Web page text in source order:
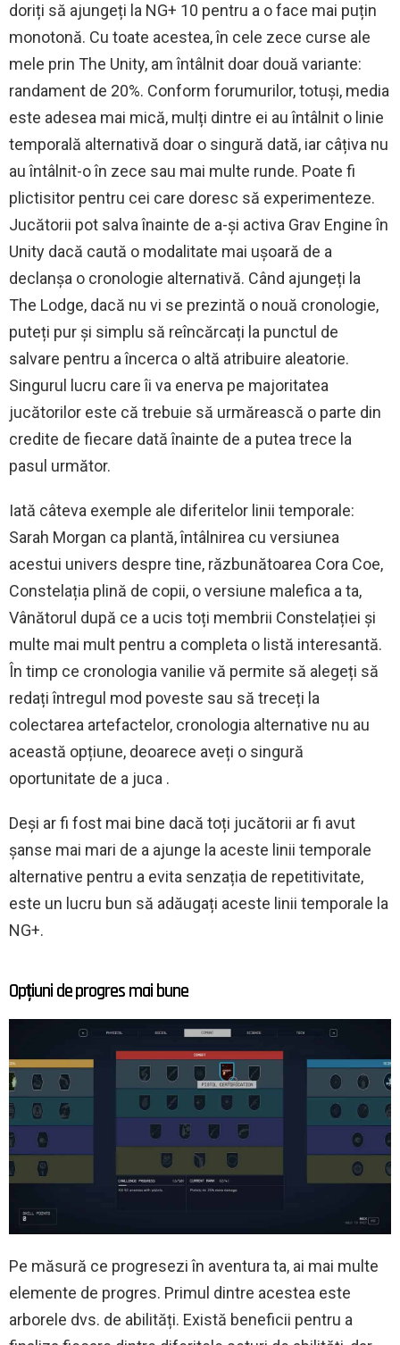
doriți să ajungeți la NG+ 10 pentru a o face mai puțin
monotonă. Cu toate acestea, în cele zece curse ale
mele prin The Unity, am întâlnit doar două variante:
randament de 20%. Conform forumurilor, totuși, media
este adesea mai mică, mulți dintre ei au întâlnit o linie
temporală alternativă doar o singură dată, iar câțiva nu
au întâlnit-o în zece sau mai multe runde. Poate fi
plictisitor pentru cei care doresc să experimenteze.
Jucătorii pot salva înainte de a-și activa Grav Engine în
Unity dacă caută o modalitate mai ușoară de a
declanșa o cronologie alternativă. Când ajungeți la
The Lodge, dacă nu vi se prezintă o nouă cronologie,
puteți pur și simplu să reîncărcați la punctul de
salvare pentru a încerca o altă atribuire aleatorie.
Singurul lucru care îi va enerva pe majoritatea
jucătorilor este că trebuie să urmărească o parte din
credite de fiecare dată înainte de a putea trece la
pasul următor.
Iată câteva exemple ale diferitelor linii temporale:
Sarah Morgan ca plantă, întâlnirea cu versiunea
acestui univers despre tine, răzbunătoarea Cora Coe,
Constelația plină de copii, o versiune malefica a ta,
Vânătorul după ce a ucis toți membrii Constelației și
multe mai mult pentru a completa o listă interesantă.
În timp ce cronologia vanilie vă permite să alegeți să
redați întregul mod poveste sau să treceți la
colectarea artefactelor, cronologia alternative nu au
această opțiune, deoarece aveți o singură
oportunitate de a juca .
Deși ar fi fost mai bine dacă toți jucătorii ar fi avut
șanse mai mari de a ajunge la aceste linii temporale
alternative pentru a evita senzația de repetitivitate,
este un lucru bun să adăugați aceste linii temporale la
NG+.
Opțiuni de progres mai bune
Pe măsură ce progresezi în aventura ta, ai mai multe
elemente de progres. Primul dintre acestea este
arborele dvs. de abilități. Există beneficii pentru a